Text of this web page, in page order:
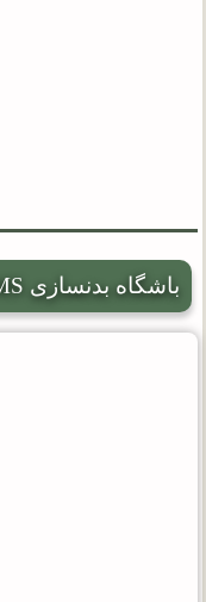
باشگاه بدنسازی EMS مکث فیت